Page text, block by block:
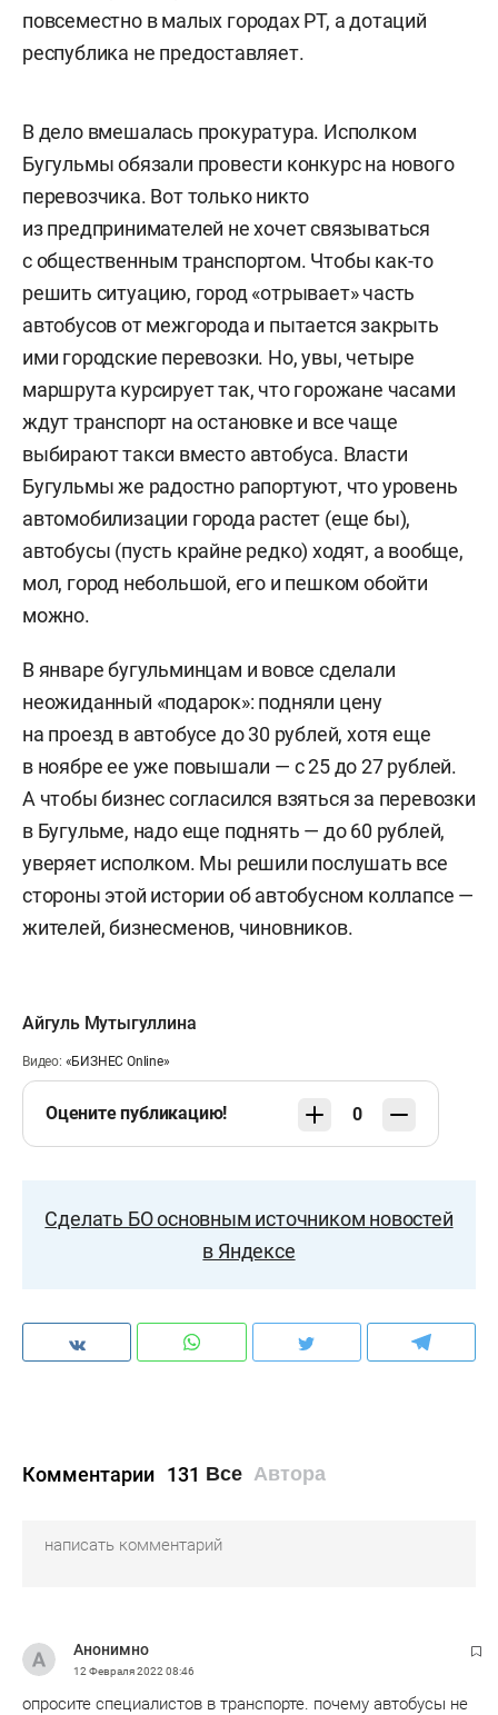
повсеместно в малых городах РТ, а дотаций
республика не предоставляет.
В дело вмешалась прокуратура. Исполком
Бугульмы обязали провести конкурс на нового
перевозчика. Вот только никто
из предпринимателей не хочет связываться
с общественным транспортом. Чтобы как-то
решить ситуацию, город «отрывает» часть
автобусов от межгорода и пытается закрыть
ими городские перевозки. Но, увы, четыре
маршрута курсирует так, что горожане часами
ждут транспорт на остановке и все чаще
выбирают такси вместо автобуса. Власти
Бугульмы же радостно рапортуют, что уровень
автомобилизации города растет (еще бы),
автобусы (пусть крайне редко) ходят, а вообще,
мол, город небольшой, его и пешком обойти
можно.
В январе бугульминцам и вовсе сделали
неожиданный «подарок»: подняли цену
на проезд в автобусе до 30 рублей, хотя еще
в ноябре ее уже повышали — с 25 до 27 рублей.
А чтобы бизнес согласился взяться за перевозки
в Бугульме, надо еще поднять — до 60 рублей,
уверяет исполком. Мы решили послушать все
стороны этой истории об автобусном коллапсе —
жителей, бизнесменов, чиновников.
Айгуль Мутыгуллина
Видео: «БИЗНЕС Online»
Оцените публикацию! 0
Сделать БО основным источником новостей
в Яндексе
Комментарии 131 Все Автора
Анонимно
12 Февраля 2022 08:46
опросите специалистов в транспорте. почему автобусы не